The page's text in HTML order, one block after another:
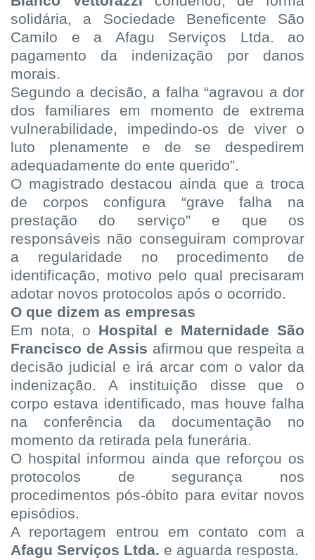
solidária, a Sociedade Beneficente São
Camilo e a Afagu Serviços Ltda. ao
pagamento da indenização por danos
morais.
Segundo a decisão, a falha “agravou a dor
dos familiares em momento de extrema
vulnerabilidade, impedindo-os de viver o
luto plenamente e de se despedirem
adequadamente do ente querido”.
O magistrado destacou ainda que a troca
de corpos configura “grave falha na
prestação do serviço” e que os
responsáveis não conseguiram comprovar
a regularidade no procedimento de
identificação, motivo pelo qual precisaram
adotar novos protocolos após o ocorrido.
O que dizem as empresas
Em nota, o Hospital e Maternidade São
Francisco de Assis afirmou que respeita a
decisão judicial e irá arcar com o valor da
indenização. A instituição disse que o
corpo estava identificado, mas houve falha
na conferência da documentação no
momento da retirada pela funerária.
O hospital informou ainda que reforçou os
protocolos de segurança nos
procedimentos pós-óbito para evitar novos
episódios.
A reportagem entrou em contato com a
Afagu Serviços Ltda. e aguarda resposta.